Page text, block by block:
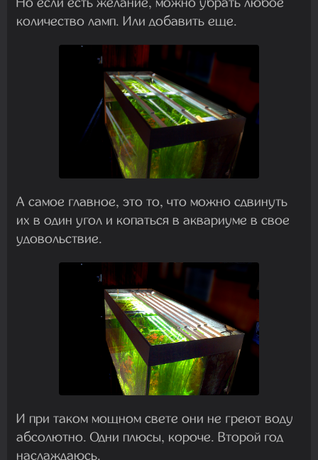
количество ламп. Или добавить еще.
А самое главное, это то, что можно сдвинуть
их в один угол и копаться в аквариуме в свое
удовольствие.
И при таком мощном свете они не греют воду
абсолютно. Одни плюсы, короче. Второй год
наслаждаюсь.